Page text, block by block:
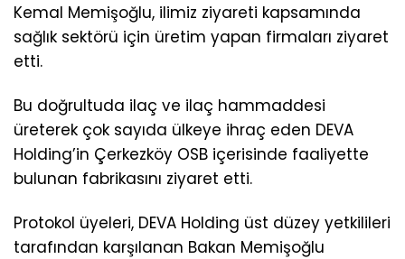
Kemal Memişoğlu, ilimiz ziyareti kapsamında
sağlık sektörü için üretim yapan firmaları ziyaret
etti.
Bu doğrultuda ilaç ve ilaç hammaddesi
üreterek çok sayıda ülkeye ihraç eden DEVA
Holding’in Çerkezköy OSB içerisinde faaliyette
bulunan fabrikasını ziyaret etti.
Protokol üyeleri, DEVA Holding üst düzey yetkilileri
tarafından karşılanan Bakan Memişoğlu